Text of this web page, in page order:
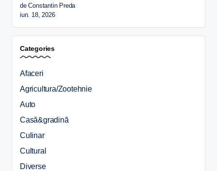
de Constantin Preda
iun. 18, 2026
Categories
Afaceri
Agricultura/Zootehnie
Auto
Casă&gradină
Culinar
Cultural
Diverse